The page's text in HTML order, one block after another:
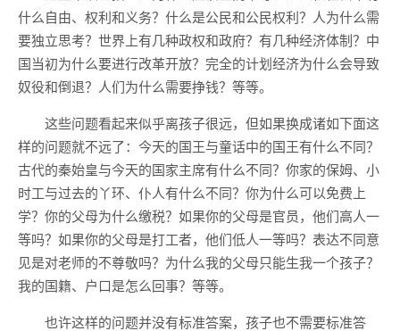
什么自由、权利和义务？什么是公民和公民权利？人为什么需
要独立思考？世界上有几种政权和政府？有几种经济体制？中
国当初为什么要进行改革开放？完全的计划经济为什么会导致
奴役和倒退？人们为什么需要挣钱？等等。
这些问题看起来似乎离孩子很远，但如果换成诸如下面这
样的问题就不远了：今天的国王与童话中的国王有什么不同？
古代的秦始皇与今天的国家主席有什么不同？你家的保姆、小
时工与过去的丫环、仆人有什么不同？你为什么可以免费上
学？你的父母为什么缴税？如果你的父母是官员，他们高人一
等吗？如果你的父母是打工者，他们低人一等吗？表达不同意
见是对老师的不尊敬吗？为什么我的父母只能生我一个孩子？
我的国籍、户口是怎么回事？等等。
也许这样的问题并没有标准答案，孩子也不需要标准答